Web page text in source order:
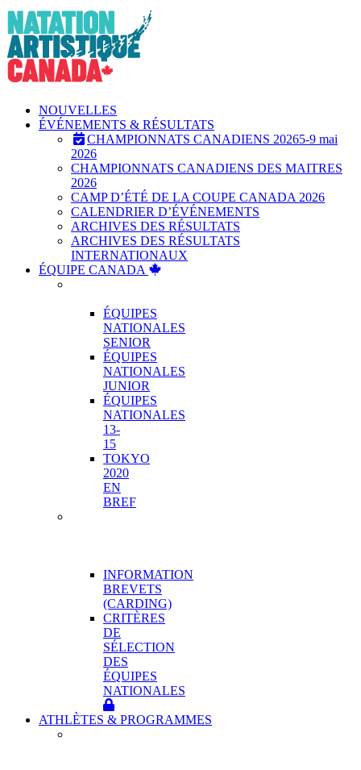
Skip
to
content
NOUVELLES
ÉVÉNEMENTS & RÉSULTATS
CHAMPIONNATS CANADIENS 20265-9 mai
2026
CHAMPIONNATS CANADIENS DES MAITRES
2026
CAMP D’ÉTÉ DE LA COUPE CANADA 2026
CALENDRIER D’ÉVÉNEMENTS
ARCHIVES DES RÉSULTATS
ARCHIVES DES RÉSULTATS
INTERNATIONAUX
ÉQUIPE CANADA
ÉQUIPES
NATIONALES
SENIOR
ÉQUIPES
NATIONALES
JUNIOR
ÉQUIPES
NATIONALES
13-
15
TOKYO
2020
EN
BREF
INFORMATION
BREVETS
(CARDING)
CRITÈRES
DE
SÉLECTION
DES
ÉQUIPES
NATIONALES
ATHLÈTES & PROGRAMMES